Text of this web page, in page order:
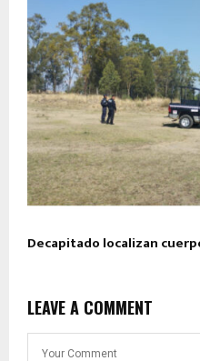
Decapitado localizan
LEAVE A COMMENT